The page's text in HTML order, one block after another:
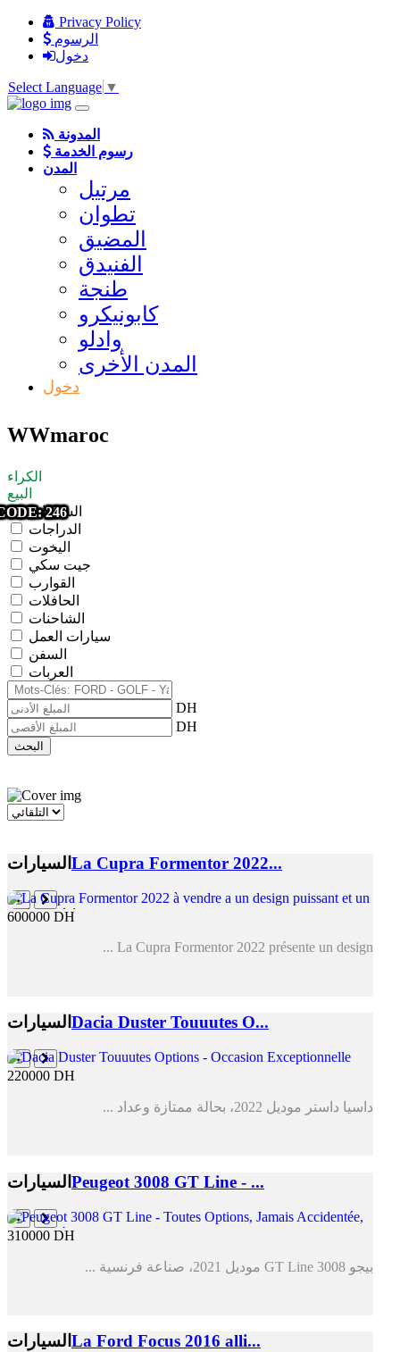
Privacy Policy
الرسوم
دخول
Select Language ▼
المدونة
رسوم الخدمة
المدن
مرتيل
تطوان
المضيق
الفنيدق
طنجة
كابونيكرو
وادلو
المدن الأخرى
دخول
WWmaroc
الكراء
البيع
السيارات
الدراجات
اليخوت
جيت سكي
القوارب
الحافلات
الشاحنات
سيارات العمل
السفن
العربات
DH
DH
البحث
السيارات La Cupra Formentor 2022...
600000 DH
La Cupra Formentor 2022 présente un design ...
235
السيارات Dacia Duster Touuutes O...
220000 DH
داسيا داستر موديل 2022، بحالة ممتازة وعداد ...
282
السيارات Peugeot 3008 GT Line - ...
310000 DH
بيجو 3008 GT Line موديل 2021، صناعة فرنسية ...
281
السيارات La Ford Focus 2016 alli...
280
279
277
275
271
262
259
257
255
254
247
246